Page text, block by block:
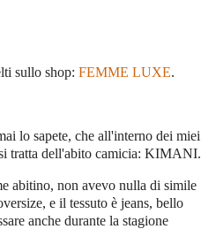
sullo shop: FEMME LUXE.
lo sapete, che all'interno dei miei
tratta dell'abito camicia: KIMANI.
abitino, non avevo nulla di simile
e il tessuto è jeans, bello
anche durante la stagione